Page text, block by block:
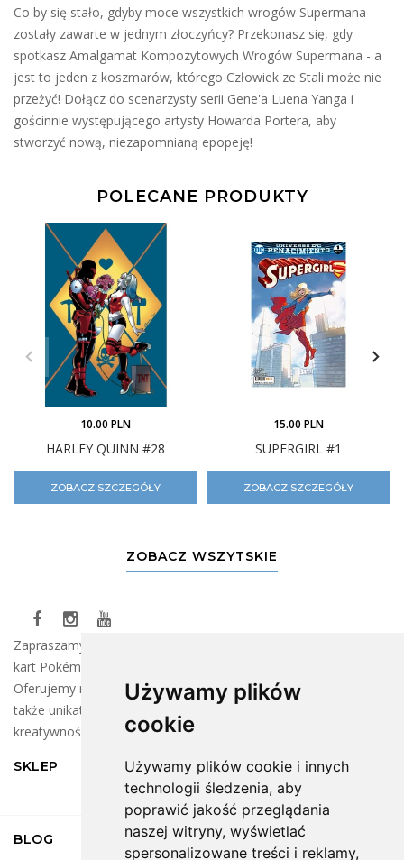
Używamy plików
cookie
Używamy plików cookie i innych
technologii śledzenia, aby
poprawić jakość przeglądania
naszej witryny, wyświetlać
spersonalizowane treści i reklamy,
Co by się stało, gdyby moce wszystkich wrogów Supermana
zostały zawarte w jednym złoczyńcy? Przekonasz się, gdy
spotkasz Amalgamat Kompozytowych Wrogów Supermana - a
jest to jeden z koszmarów, którego Człowiek ze Stali może nie
przeżyć! Dołącz do scenarzysty serii Gene'a Luena Yanga i
gościnnie występującego artysty Howarda Portera, aby
stworzyć nową, niezapomnianą epopeję!
POLECANE PRODUKTY
HARLEY QUINN #28
10.00 PLN
ZOBACZ SZCZEGÓŁY
SUPERGIRL #1
15.00 PLN
ZOBACZ SZCZEGÓŁY
ZOBACZ WSZYTSKIE
Zapraszamy do naszego sklepu, gdzie znajdziesz szeroki wybór
kart Pokémon oraz klocków LEGO dla wszystkich fanów!
Oferujemy najnowsze kolekcje kart do wymiany i zbierania, a
także unikatowe zestawy LEGO, które rozbudzą Twoją
kreatywność.
SKLEP
BLOG